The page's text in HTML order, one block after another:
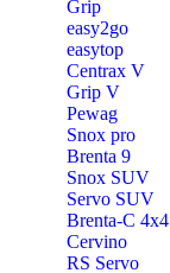
Grip
easy2go
easytop
Centrax V
Grip V
Pewag
Snox pro
Brenta 9
Snox SUV
Servo SUV
Brenta-C 4x4
Cervino
RS Servo